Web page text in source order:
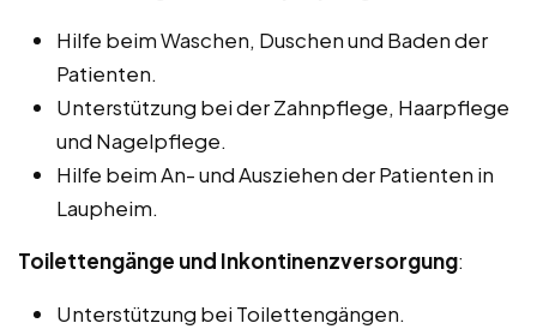
Hilfe beim Waschen, Duschen und Baden der
Patienten.
Unterstützung bei der Zahnpflege, Haarpflege
und Nagelpflege.
Hilfe beim An- und Ausziehen der Patienten in
Laupheim.
Toilettengänge und Inkontinenzversorgung:
Unterstützung bei Toilettengängen.